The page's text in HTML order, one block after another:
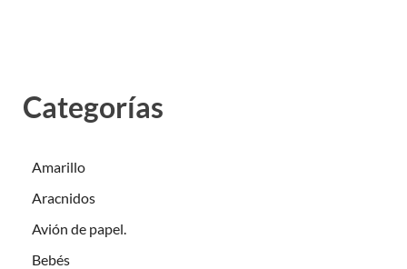
Categorías
Amarillo
Aracnidos
Avión de papel.
Bebés